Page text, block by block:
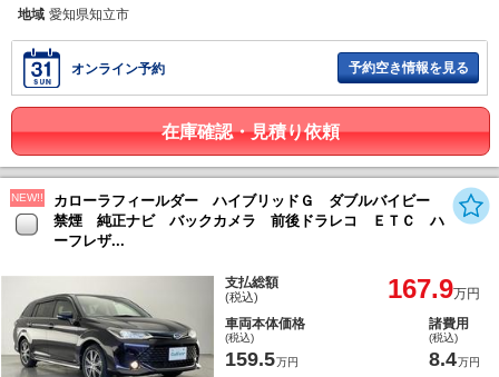
地域 愛知県知立市
オンライン予約 予約空き情報を見る
在庫確認・見積り依頼
NEW!!
カローラフィールダー ハイブリッドＧ ダブルバイビー
禁煙 純正ナビ バックカメラ 前後ドラレコ ＥＴＣ ハ
ーフレザ...
支払総額
(税込) 167.9万円
車両本体価格
(税込)
159.5万円
諸費用
(税込)
8.4万円